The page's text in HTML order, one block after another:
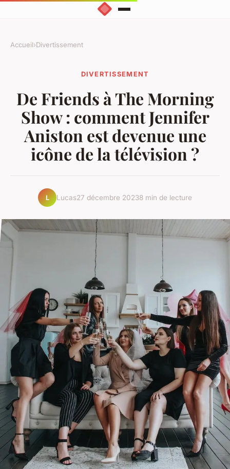
Accueil›Divertissement
DIVERTISSEMENT
De Friends à The Morning
Show : comment Jennifer
Aniston est devenue une
icône de la télévision ?
L Lucas27 décembre 20238 min de lecture